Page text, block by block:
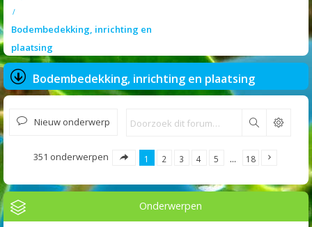
Bodembedekking, inrichting en
plaatsing
Bodembedekking, inrichting en plaatsing
Nieuw onderwerp Zoek
351 onderwerpen 1 2 3 4 5 … 18
Onderwerpen